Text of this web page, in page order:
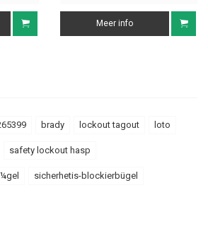
Meer info
brady lockout tagout loto
safety lockout hasp
sicherhetis-blockierbügel